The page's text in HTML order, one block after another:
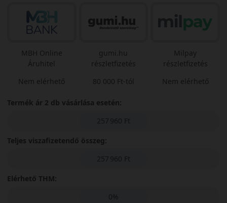
MBH Online
Áruhitel
Nem elérhető
gumi.hu
részletfizetés
80 000 Ft-tól
Milpay
részletfizetés
Nem elérhető
Termék ár 2 db vásárlása esetén:
257 960 Ft
Teljes viszafizetendő összeg:
257 960 Ft
Elérhető THM:
0%